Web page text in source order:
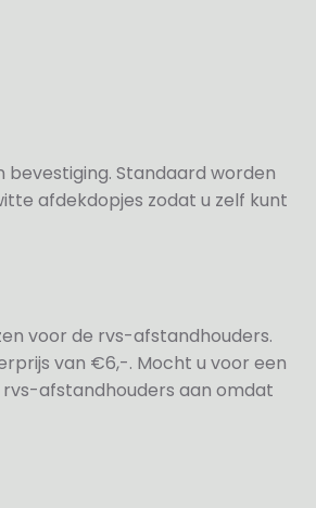
bevestiging. Standaard worden
afdekdopjes zodat u zelf kunt
voor de rvs-afstandhouders.
van €6,-. Mocht u voor een
afstandhouders aan omdat